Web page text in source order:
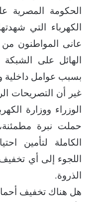
الحكومة المصرية
عانى المواطنون
الهائل على الشبكة
بسبب عوامل داخلية
غير أن التصريحات
الوزراء ووزارة
حملت نبرة
الكاملة لتأمين
اللجوء إلى أي
الذروة.
هل هناك تخفيف أحمال